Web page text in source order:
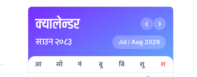
क्यालेन्डर
साउन २०८३ Jul / Aug 2026
आ सो मं बु बि शु श